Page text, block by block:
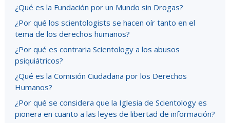
¿Qué es la Fundación por un Mundo sin Drogas?
¿Por qué los scientologists se hacen oír tanto en el
tema de los derechos humanos?
¿Por qué es contraria Scientology a los abusos
psiquiátricos?
¿Qué es la Comisión Ciudadana por los Derechos
Humanos?
¿Por qué se considera que la Iglesia de Scientology es
pionera en cuanto a las leyes de libertad de información?